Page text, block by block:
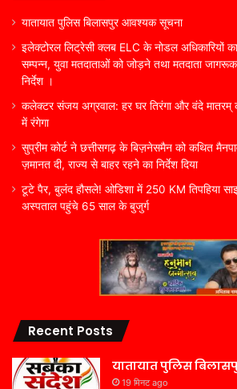
यातायात पुलिस बिलासपुर आवश्यक सूचना
इलेक्टोरल लिट्रेसी क्लब ELC के नोडल अधिकारियों का
सम्पन्न, युवा मतदाताओं को जोड़ने तथा मतदाता
निर्देश ।
कलेक्टर संजय अग्रवाल: हर घर तिरंगा और वंदे मातरम्
में रंगेगा
सुप्रीम कोर्ट ने छत्तीसगढ़ के बिज़नेसमैन को कथित
ज़मानत दी, राज्य से बाहर रहने का निर्देश दिया
टूटे पैर, बुलंद हौसले! ओडिशा में 250 KM तिपहिया
अस्पताल पहुंचे 65 साल के बुजुर्ग
Recent Posts
यातायात पुलिस
19 मिनट ago